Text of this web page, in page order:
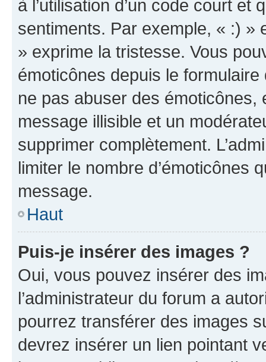
à l’utilisation d’un code court et
sentiments. Par exemple, « :) »
» exprime la tristesse. Vous
émoticônes depuis le
ne pas abuser des
message illisible et un
supprimer complètement.
limiter le nombre d’émoticônes
message.
Haut
Puis-je insérer des images ?
Oui, vous pouvez insérer des
l’administrateur du forum a
pourrez transférer des images
devrez insérer un lien pointant